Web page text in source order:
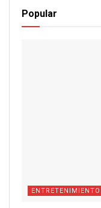
Popular
ENTRETENIMIENTO